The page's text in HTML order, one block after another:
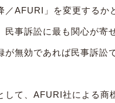
／AFURI」を変更する
民事訴訟に最も関心が寄
が無効であれば民事訴訟
して、AFURI社による商